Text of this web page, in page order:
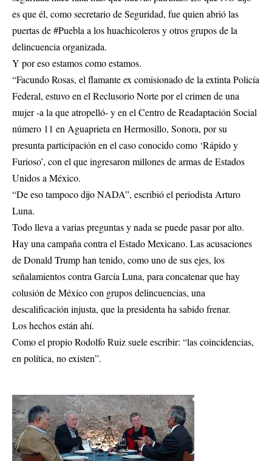
es que él, como secretario de Seguridad, fue quien abrió las
puertas de #Puebla a los huachicoleros y otros grupos de la
delincuencia organizada.
Y por eso estamos como estamos.
“Facundo Rosas, el flamante ex comisionado de la extinta Policía
Federal, estuvo en el Reclusorio Norte por el crimen de una
mujer -a la que atropelló- y en el Centro de Readaptación Social
número 11 en Aguaprieta en Hermosillo, Sonora, por su
presunta participación en el caso conocido como ‘Rápido y
Furioso’, con el que ingresaron millones de armas de Estados
Unidos a México.
“De eso tampoco dijo NADA”, escribió el periodista Arturo
Luna.
Todo lleva a varias preguntas y nada se puede pasar por alto.
Hay una campaña contra el Estado Mexicano. Las acusaciones
de Donald Trump han tenido, como uno de sus ejes, los
señalamientos contra García Luna, para concatenar que hay
colusión de México con grupos delincuencias, una
descalificación injusta, que la presidenta ha sabido frenar.
Los hechos están ahí.
Como el propio Rodolfo Ruiz suele escribir: “las coincidencias,
en política, no existen”.